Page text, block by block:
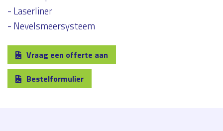
- Laserliner
- Nevelsmeersysteem
Vraag een offerte aan
Bestelformulier